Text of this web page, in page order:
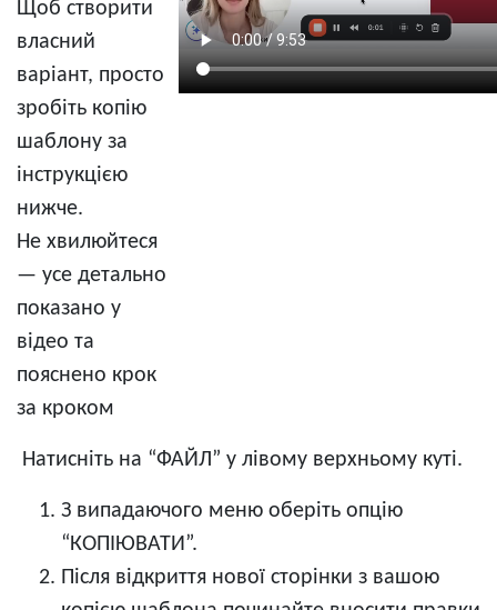
Щоб створити
власний
варіант, просто
зробіть копію
шаблону за
інструкцією
нижче.
Не хвилюйтеся
— усе детально
показано у
відео та
пояснено крок
за кроком
Натисніть на “ФАЙЛ” у лівому верхньому куті.
З випадаючого меню оберіть опцію
“КОПІЮВАТИ”.
Після відкриття нової сторінки з вашою